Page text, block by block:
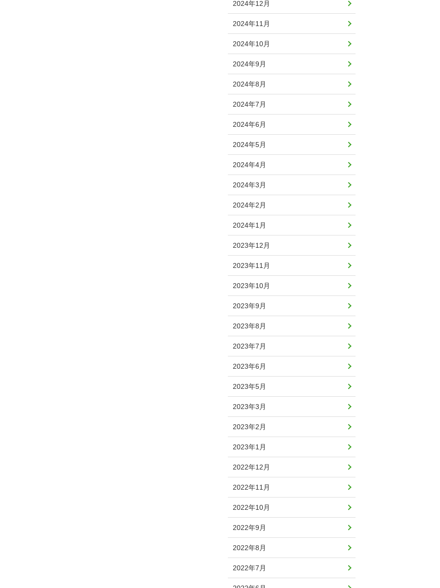
2024年12月
2024年11月
2024年10月
2024年9月
2024年8月
2024年7月
2024年6月
2024年5月
2024年4月
2024年3月
2024年2月
2024年1月
2023年12月
2023年11月
2023年10月
2023年9月
2023年8月
2023年7月
2023年6月
2023年5月
2023年3月
2023年2月
2023年1月
2022年12月
2022年11月
2022年10月
2022年9月
2022年8月
2022年7月